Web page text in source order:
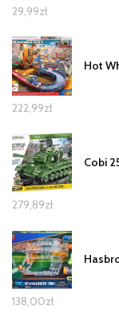
29,99zł
Hot
222,99zł
Cobi
279,89zł
138,00zł